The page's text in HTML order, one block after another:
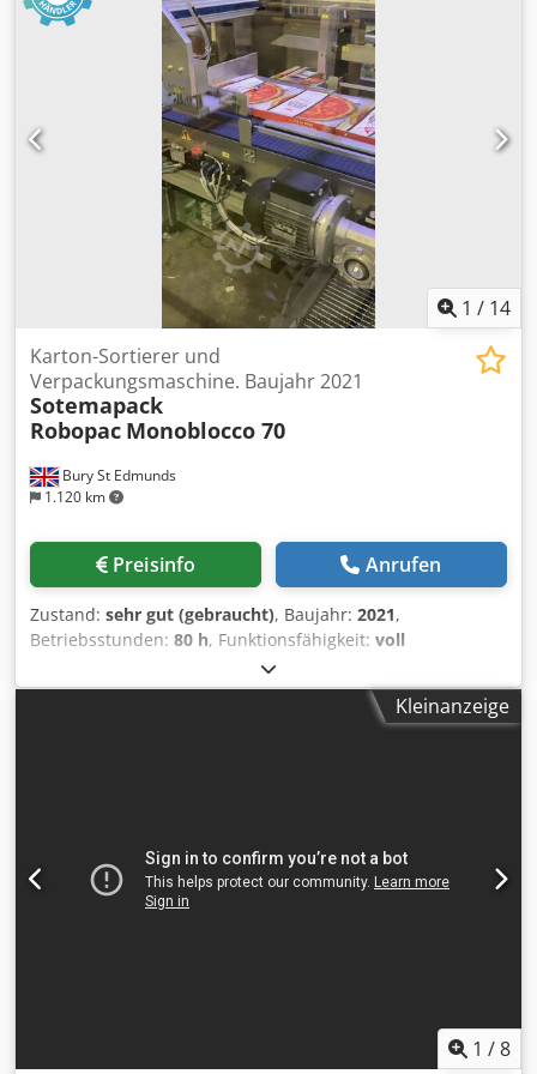
optional DBM- 2KT (3-Seiten Schneider)
1 / 14
Bury St Edmunds
1.120 km
Karton-Sortierer und
Verpackungsmaschine. Baujahr 2021
Sotemapack
Robopac Monoblocco 70
Preisinfo Anrufen
Zustand: sehr gut (gebraucht), Baujahr: 2021,
Betriebsstunden: 80 h, Funktionsfähigkeit: voll
, Nahezu neuwertiger Karton-Kollator und
Umwickler. Gekauft für ein Projekt zum Verpacken großer
Pizzakartons in Stapeln, aktuell eingestellt auf 5er- oder
Kleinanzeige
1 /8